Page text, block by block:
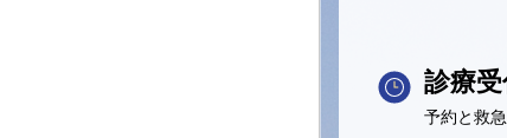
診療
予約と救